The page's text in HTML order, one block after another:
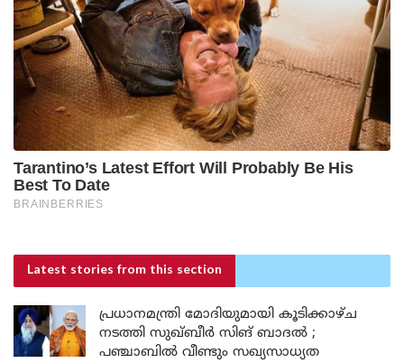
Latest stories from this section
പ്രധാനമന്ത്രി മോദിയുമായി കൂടിക്കാഴ്ച
നടത്തി സുഖ്ബീർ സിങ് ബാദൽ ;
പഞ്ചാബിൽ വീണ്ടും സഖ്യസാധ്യത